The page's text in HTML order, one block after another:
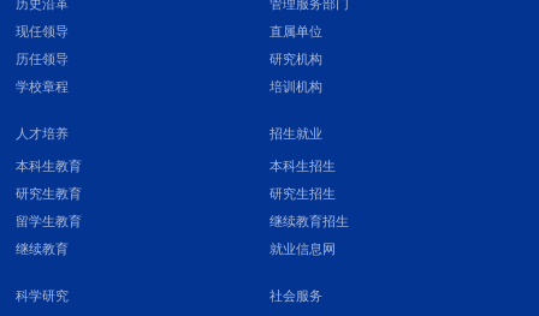
历史沿革
现任领导
历任领导
学校章程
管理服务部门
直属单位
研究机构
培训机构
人才培养
本科生教育
研究生教育
留学生教育
继续教育
招生就业
本科生招生
研究生招生
继续教育招生
就业信息网
科学研究 社会服务